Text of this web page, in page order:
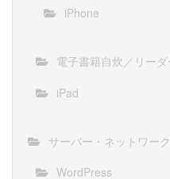
iPhone
電子書籍自炊／リーダ
iPad
サーバー・ネットワー
WordPress